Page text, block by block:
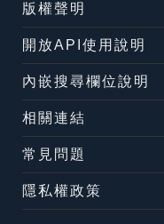
版權聲明
開放API使用說明
內嵌搜尋欄位說明
相關連結
常見問題
隱私權政策